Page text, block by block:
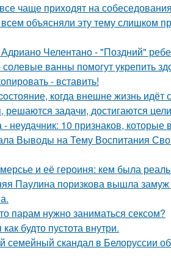
чаще приходят на
всем объясняли эту тему слишком
Челентано - "Поздний"
ванны помогут укрепить
- вставить!
когда внешне жизнь
решаются задачи, достигаются
неудачник: 10 признаков,
Выводы на Тему Воспитания
и её героиня: кем была
Паулина поризкова вышла
парам нужно заниматься сексом?
будто пустота внутри.
семейный скандал в Белоруссии